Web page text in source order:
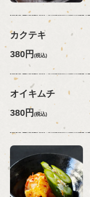
カクテキ
380円 (税込)
オイキムチ
380円 (税込)